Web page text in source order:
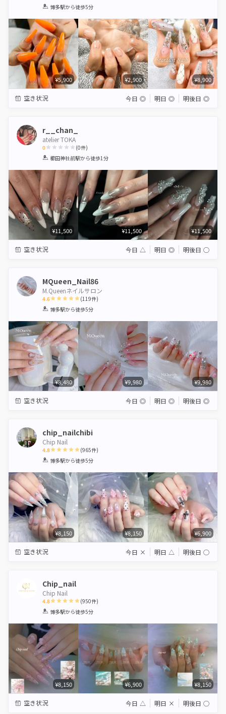
1 2 3 4 5
博多駅から徒歩5分
¥5,900 ¥2,900 ¥8,900
空き状況 今日 ◎ 明日 ◎ 明後日 ◎
r__chan_
atelier TOKA
0
1 2 3 4 5
(0件)
櫛田神社前駅から徒歩1分
¥11,500 ¥11,500 ¥11,500
空き状況 今日 △ 明日 ◎ 明後日 ◯
MQueen_Nail86
M.Queenネイルサロン
4.6
1 2 3 4 5
(119件)
博多駅から徒歩5分
¥8,480 ¥9,980 ¥9,980
空き状況 今日 ◎ 明日 ◎ 明後日 ◎
chip_nailchibi
Chip Nail
4.8
1 2 3 4 5
(965件)
博多駅から徒歩5分
¥8,150 ¥8,150 ¥6,900
空き状況 今日 × 明日 △ 明後日 ◯
Chip_nail
Chip Nail
4.8
1 2 3 4 5
(950件)
博多駅から徒歩5分
¥8,150 ¥6,900 ¥8,150
空き状況 今日 △ 明日 × 明後日 ◯